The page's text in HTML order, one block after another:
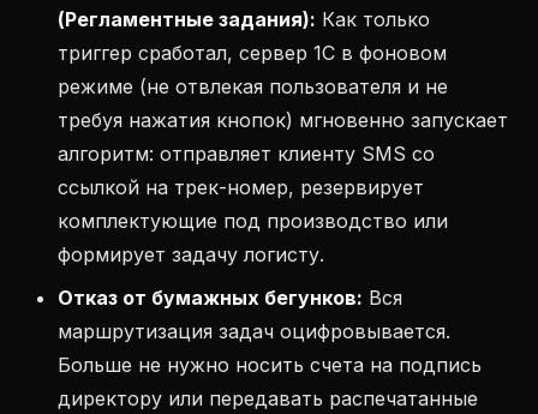
(Регламентные задания): Как только
триггер сработал, сервер 1С в фоновом
режиме (не отвлекая пользователя и не
требуя нажатия кнопок) мгновенно запускает
алгоритм: отправляет клиенту SMS со
ссылкой на трек-номер, резервирует
комплектующие под производство или
формирует задачу логисту.
Отказ от бумажных бегунков: Вся
маршрутизация задач оцифровывается.
Больше не нужно носить счета на подпись
директору или передавать распечатанные